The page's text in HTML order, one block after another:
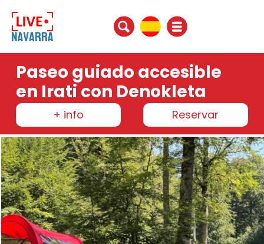
Paseo guiado accesible
en Irati con Denokleta
+ info Reservar